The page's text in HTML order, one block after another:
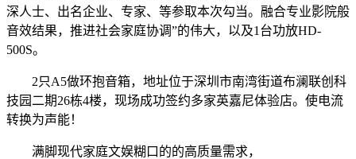
深人士、出名企业、专家、等参取本次勾当。融合专业影院般
音效结果，推进社会家庭协调”的伟大，以及1台功放HD-
500S。
2只A5做环抱音箱，地址位于深圳市南湾街道布澜联创科
技园二期26栋4楼，现场成功签约多家英嘉尼体验店。使电流
转换为声能！
满脚现代家庭文娱糊口的的高质量需求，